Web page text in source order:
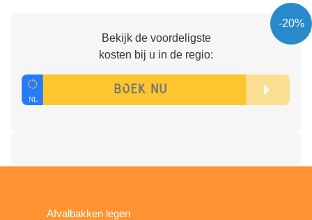
-20%
Bekijk de voordeligste
kosten bij u in de regio:
Afvalbakken legen